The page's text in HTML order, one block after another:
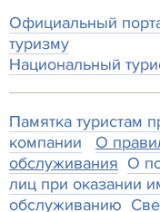
Официальный
туризму
Национальный
Памятка туристам
компании
О
обслуживания О
лиц при оказании
обслуживанию